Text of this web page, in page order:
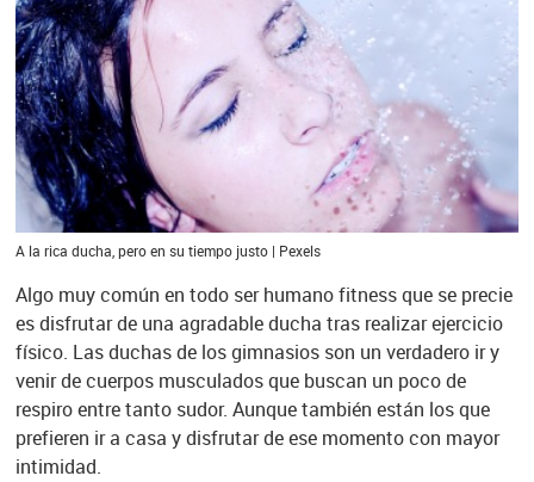
A la rica ducha, pero en su tiempo justo | Pexels
Algo muy común en todo ser humano fitness que se precie
es disfrutar de una agradable ducha tras realizar ejercicio
físico. Las duchas de los gimnasios son un verdadero ir y
venir de cuerpos musculados que buscan un poco de
respiro entre tanto sudor. Aunque también están los que
prefieren ir a casa y disfrutar de ese momento con mayor
intimidad.